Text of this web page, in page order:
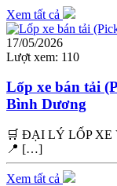
Xem tất cả
17/05/2026
Lượt xem: 110
Lốp xe bán tải
Bình Dương
🛒 ĐẠI LÝ LỐP XE
📍 […]
Xem tất cả